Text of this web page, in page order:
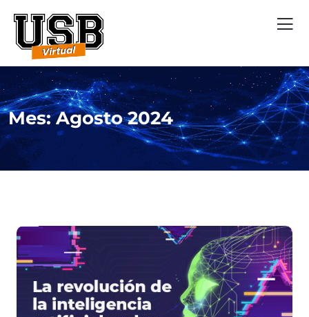
Mes:Agosto 2024